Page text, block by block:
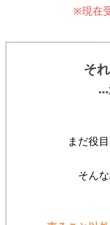
※現在
そ
まだ役
そん